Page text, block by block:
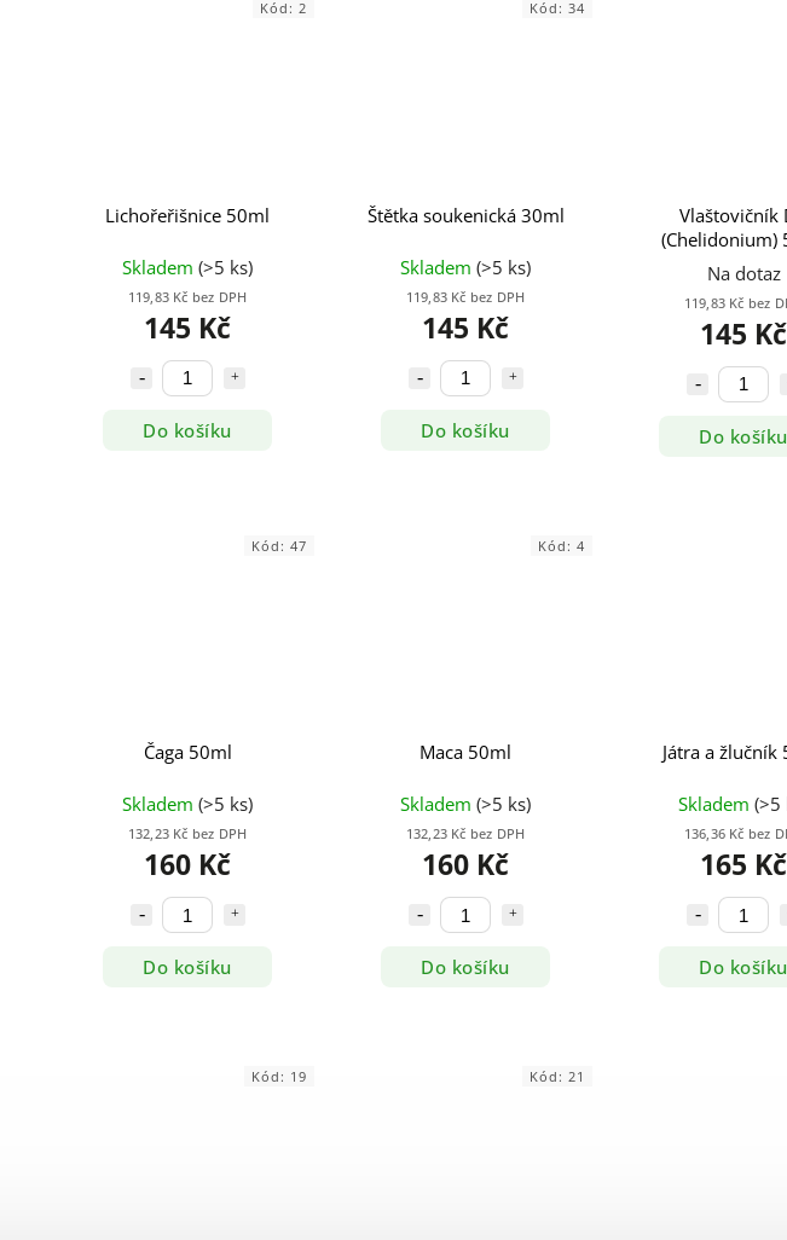
Lichořeřišnice 50ml
Skladem (>5 ks)
119,83 Kč bez DPH
145 Kč
Do košíku
Kód: 2
Štětka soukenická 30ml
Skladem (>5 ks)
119,83 Kč bez DPH
145 Kč
Do košíku
Kód: 34
Vlaštovičník
(Chelidonium)
Na dotaz
119,83 Kč bez
145 Kč
Do košíku
Čaga 50ml
Skladem (>5 ks)
132,23 Kč bez DPH
160 Kč
Do košíku
Kód: 47
Maca 50ml
Skladem (>5 ks)
132,23 Kč bez DPH
160 Kč
Do košíku
Kód: 4
Játra a žlučník
Skladem (>5
136,36 Kč bez
165 Kč
Do košíku
Kód: 19 Kód: 21